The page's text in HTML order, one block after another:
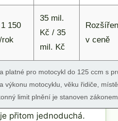
150
rok
35 mil.
Kč / 35
mil. Kč
v ceně
platné pro motocykl do 125 ccm s
výkonu motocyklu, věku řidiče,
limit plnění je stanoven
přitom jednoduchá.